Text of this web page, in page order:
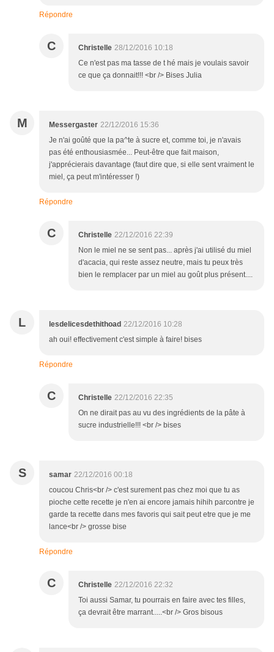
Répondre
C Christelle 28/12/2016 10:18
Ce n'est pas ma tasse de t hé mais je voulais savoir
ce que ça donnait!!! <br /> Bises Julia
M Messergaster 22/12/2016 15:36
Je n'ai goûté que la pa^te à sucre et, comme toi, je n'avais
pas été enthousiasmée... Peut-être que fait maison,
j'apprécierais davantage (faut dire que, si elle sent vraiment le
miel, ça peut m'intéresser !)
Répondre
C Christelle 22/12/2016 22:39
Non le miel ne se sent pas... après j'ai utilisé du miel
d'acacia, qui reste assez neutre, mais tu peux très
bien le remplacer par un miel au goût plus présent....
L lesdelicesdethithoad 22/12/2016 10:28
ah oui! effectivement c'est simple à faire! bises
Répondre
C Christelle 22/12/2016 22:35
On ne dirait pas au vu des ingrédients de la pâte à
sucre industrielle!!! <br /> bises
S samar 22/12/2016 00:18
coucou Chris<br /> c'est surement pas chez moi que tu as
pioche cette recette je n'en ai encore jamais hihih parcontre je
garde ta recette dans mes favoris qui sait peut etre que je me
lance<br /> grosse bise
Répondre
C Christelle 22/12/2016 22:32
Toi aussi Samar, tu pourrais en faire avec tes filles,
ça devrait être marrant.....<br /> Gros bisous